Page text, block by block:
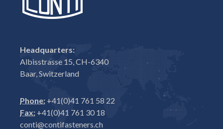
Headquarters:
Albisstrasse 15, CH-6340
Baar, Switzerland
Phone: +41(0)41 761 58 22
Fax: +41(0)41 761 30 18
conti@contifasteners.ch